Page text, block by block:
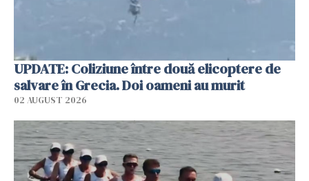
UPDATE: Coliziune între două elicoptere de
salvare în Grecia. Doi oameni au murit
02 AUGUST 2026